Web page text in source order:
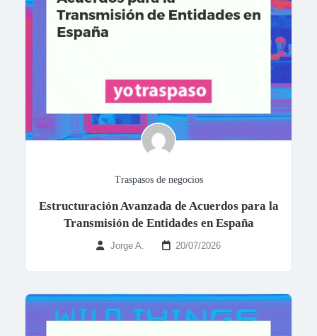
Traspasos de negocios
Estructuración Avanzada de Acuerdos para la
Transmisión de Entidades en España
Jorge A. 20/07/2026